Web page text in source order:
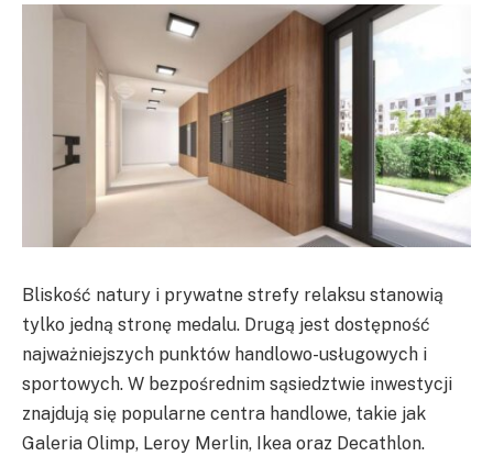
Bliskość natury i prywatne strefy relaksu stanowią
tylko jedną stronę medalu. Drugą jest dostępność
najważniejszych punktów handlowo-usługowych i
sportowych. W bezpośrednim sąsiedztwie inwestycji
znajdują się popularne centra handlowe, takie jak
Galeria Olimp, Leroy Merlin, Ikea oraz Decathlon.